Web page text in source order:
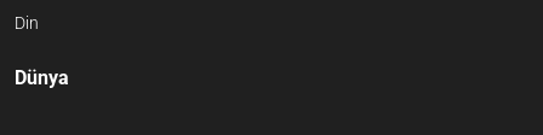
Din
Dünya